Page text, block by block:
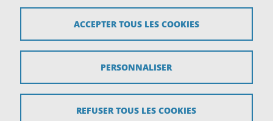
38058 Grenoble cedex 9
Plan du site
ACCEPTER TOUS LES COOKIES
REFUSER TOUS LES COOKIES
PERSONNALISER